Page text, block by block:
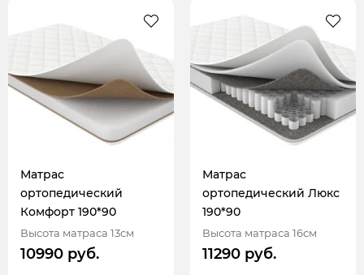
Матрас
ортопедический
Комфорт 190*90
Высота матраса 13см
10990 руб.
Матрас
ортопедический Люкс
190*90
Высота матраса 16см
11290 руб.